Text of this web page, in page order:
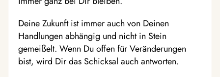
Deine Zukunft ist immer auch von Deinen
Handlungen abhängig und nicht in Stein
gemeißelt. Wenn Du offen für Veränderungen
bist, wird Dir das Schicksal auch antworten.